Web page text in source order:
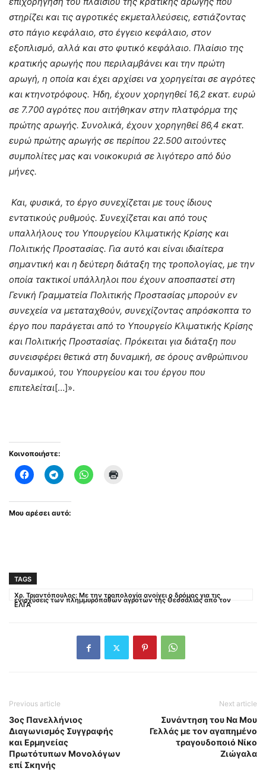
στηρίζει και τις αγροτικές εκμεταλλεύσεις, εστιάζοντας
στο πάγιο κεφάλαιο, στο έγγειο κεφάλαιο, στον
εξοπλισμό, αλλά και στο φυτικό κεφάλαιο. Πλαίσιο της
κρατικής αρωγής που περιλαμβάνει και την πρώτη
αρωγή, η οποία και έχει αρχίσει να χορηγείται σε αγρότες
και κτηνοτρόφους. Ήδη, έχουν χορηγηθεί 16,2 εκατ. ευρώ
σε 7.700 αγρότες που αιτήθηκαν στην πλατφόρμα της
πρώτης αρωγής. Συνολικά, έχουν χορηγηθεί 86,4 εκατ.
ευρώ πρώτης αρωγής σε περίπου 22.500 αιτούντες
συμπολίτες μας και νοικοκυριά σε λιγότερο από δύο
μήνες.
Και, φυσικά, το έργο συνεχίζεται με τους ίδιους
εντατικούς ρυθμούς. Συνεχίζεται και από τους
υπαλλήλους του Υπουργείου Κλιματικής Κρίσης και
Πολιτικής Προστασίας. Για αυτό και είναι ιδιαίτερα
σημαντική και η δεύτερη διάταξη της τροπολογίας, με την
οποία τακτικοί υπάλληλοι που έχουν αποσπαστεί στη
Γενική Γραμματεία Πολιτικής Προστασίας μπορούν εν
συνεχεία να μεταταχθούν, συνεχίζοντας απρόσκοπτα το
έργο που παράγεται από το Υπουργείο Κλιματικής Κρίσης
και Πολιτικής Προστασίας. Πρόκειται για διάταξη που
συνεισφέρει θετικά στη δυναμική, σε όρους ανθρώπινου
δυναμικού, του Υπουργείου και του έργου που
επιτελείται[…]».
Κοινοποιήστε:
Μου αρέσει αυτό:
TAGS
Χρ. Τριαντόπουλος: Με την τροπολογία ανοίγει ο δρόμος για τις
ενισχύσεις των πλημμυροπαθών αγροτών της Θεσσαλίας από τον
ΕΛΓΑ
Previous article
3ος Πανελλήνιος
Διαγωνισμός Συγγραφής
και Ερμηνείας
Πρωτότυπων Μονολόγων
επί Σκηνής
Next article
Συνάντηση του Να Μου
Γελλάς με τον αγαπημένο
τραγουδοποιό Νίκο
Ζιώγαλα